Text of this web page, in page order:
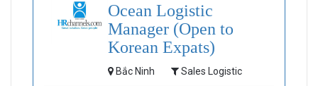
Ocean Logistic
Manager (Open to
Korean Expats)
Bắc Ninh Sales Logistic